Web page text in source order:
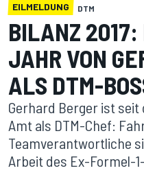
EILMELDUNG DTM
BILANZ 2017:
JAHR VON
ALS DTM-
Gerhard Berger ist seit
Amt als DTM-Chef:
Teamverantwortliche
Arbeit des Ex-Formel-